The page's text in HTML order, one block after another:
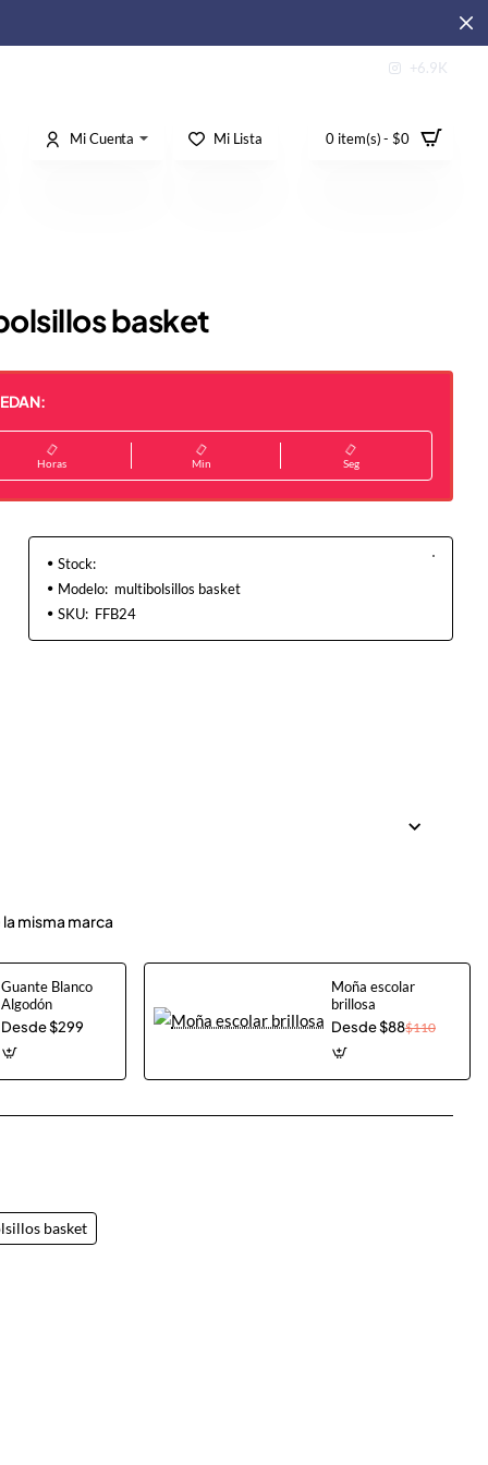
+6.9K
Mi Cuenta Mi Lista 0 item(s) - $0
basket
Horas Min Seg
Stock:
Modelo: multibolsillos basket
SKU: FFB24
la misma marca
Guante Blanco
Algodón
Desde $299
Moña escolar
brillosa
Desde $88$110
basket